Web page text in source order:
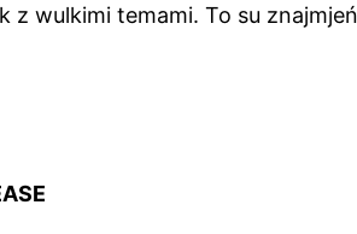
z wulkimi temami. To su